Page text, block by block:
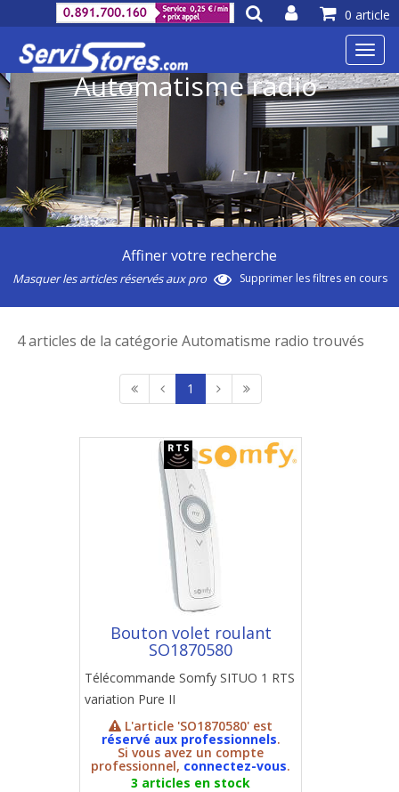
0 article
Automatisme radio
Affiner votre recherche
Masquer les articles réservés aux pro Supprimer les filtres en cours
4 articles de la catégorie Automatisme radio trouvés
1
Bouton volet roulant
SO1870580
Télécommande Somfy SITUO 1 RTS
variation Pure II
L'article 'SO1870580' est
réservé aux professionnels.
Si vous avez un compte
professionnel, connectez-vous.
3 articles en stock